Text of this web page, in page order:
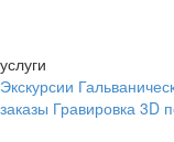
услуги
Экскурсии
заказы Гравировка 3D